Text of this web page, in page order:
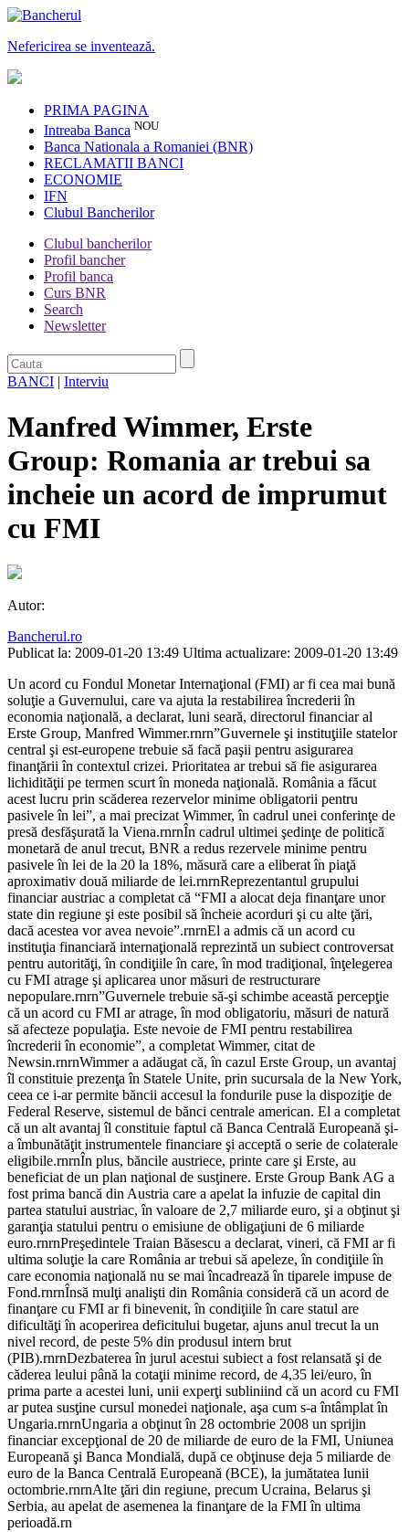
Nefericirea se inventează.
PRIMA PAGINA
Intreaba Banca NOU
Banca Nationala a Romaniei (BNR)
RECLAMATII BANCI
ECONOMIE
IFN
Clubul Bancherilor
Clubul bancherilor
Profil bancher
Profil banca
Curs BNR
Search
Newsletter
BANCI | Interviu
Manfred Wimmer, Erste
Group: Romania ar trebui sa
incheie un acord de imprumut
cu FMI
Autor:
Bancherul.ro
Publicat la: 2009-01-20 13:49 Ultima actualizare: 2009-01-20 13:49
Un acord cu Fondul Monetar Internaţional (FMI) ar fi cea mai bună
soluţie a Guvernului, care va ajuta la restabilirea încrederii în
economia naţională, a declarat, luni seară, directorul financiar al
Erste Group, Manfred Wimmer.rnrn”Guvernele şi instituţiile statelor
central şi est-europene trebuie să facă paşii pentru asigurarea
finanţării în contextul crizei. Prioritatea ar trebui să fie asigurarea
lichidităţii pe termen scurt în moneda naţională. România a făcut
acest lucru prin scăderea rezervelor minime obligatorii pentru
pasivele în lei”, a mai precizat Wimmer, în cadrul unei conferinţe de
presă desfăşurată la Viena.rnrnÎn cadrul ultimei şedinţe de politică
monetară de anul trecut, BNR a redus rezervele minime pentru
pasivele în lei de la 20 la 18%, măsură care a eliberat în piaţă
aproximativ două miliarde de lei.rnrnReprezentantul grupului
financiar austriac a completat că “FMI a alocat deja finanţare unor
state din regiune şi este posibil să încheie acorduri şi cu alte ţări,
dacă acestea vor avea nevoie”.rnrnEl a admis că un acord cu
instituţia financiară internaţională reprezintă un subiect controversat
pentru autorităţi, în condiţiile în care, în mod tradiţional, înţelegerea
cu FMI atrage şi aplicarea unor măsuri de restructurare
nepopulare.rnrn”Guvernele trebuie să-şi schimbe această percepţie
că un acord cu FMI ar atrage, în mod obligatoriu, măsuri de natură
să afecteze populaţia. Este nevoie de FMI pentru restabilirea
încrederii în economie”, a completat Wimmer, citat de
Newsin.rnrnWimmer a adăugat că, în cazul Erste Group, un avantaj
îl constituie prezenţa în Statele Unite, prin sucursala de la New York,
ceea ce i-ar permite băncii accesul la fondurile puse la dispoziţie de
Federal Reserve, sistemul de bănci centrale american. El a completat
că un alt avantaj îl constituie faptul că Banca Centrală Europeană şi-
a îmbunătăţit instrumentele financiare şi acceptă o serie de colaterale
eligibile.rnrnÎn plus, băncile austriece, printe care şi Erste, au
beneficiat de un plan naţional de susţinere. Erste Group Bank AG a
fost prima bancă din Austria care a apelat la infuzie de capital din
partea statului austriac, în valoare de 2,7 miliarde euro, şi a obţinut şi
garanţia statului pentru o emisiune de obligaţiuni de 6 miliarde
euro.rnrnPreşedintele Traian Băsescu a declarat, vineri, că FMI ar fi
ultima soluţie la care România ar trebui să apeleze, în condiţiile în
care economia naţională nu se mai încadrează în tiparele impuse de
Fond.rnrnÎnsă mulţi analişti din România consideră că un acord de
finanţare cu FMI ar fi binevenit, în condiţiile în care statul are
dificultăţi în acoperirea deficitului bugetar, ajuns anul trecut la un
nivel record, de peste 5% din produsul intern brut
(PIB).rnrnDezbaterea în jurul acestui subiect a fost relansată şi de
căderea leului până la cotaţii minime record, de 4,35 lei/euro, în
prima parte a acestei luni, unii experţi subliniind că un acord cu FMI
ar putea susţine cursul monedei naţionale, aşa cum s-a întâmplat în
Ungaria.rnrnUngaria a obţinut în 28 octombrie 2008 un sprijin
financiar excepţional de 20 de miliarde de euro de la FMI, Uniunea
Europeană şi Banca Mondială, după ce obţinuse deja 5 miliarde de
euro de la Banca Centrală Europeană (BCE), la jumătatea lunii
octombrie.rnrnAlte ţări din regiune, precum Ucraina, Belarus şi
Serbia, au apelat de asemenea la finanţare de la FMI în ultima
perioadă.rn